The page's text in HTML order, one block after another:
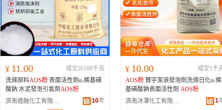
¥ 11.00
成交26108千克
洗滌原料AOS粉 表面活性劑α-烯基磺
酸鈉 水泥發泡引氣劑AOS粉
濟南道融化工有限公司
10年
¥ 10.00
成交1千
AOS粉 贊宇潔浪發泡劑洗滌日化α-烯
基磺酸鈉表面活性劑 AOS粉
濟南沐澤化工有限公司
1